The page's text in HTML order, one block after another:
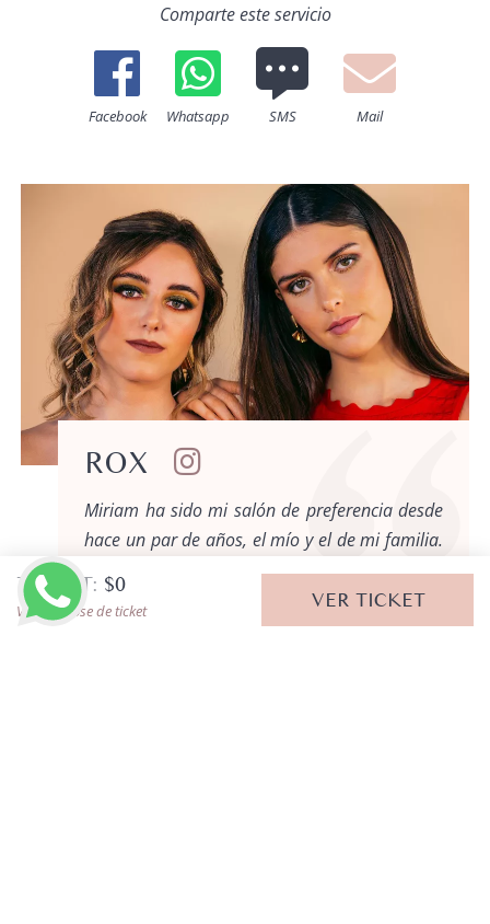
Comparte este servicio
Facebook Whatsapp SMS Mail
ROX
Miriam ha sido mi salón de preferencia desde
hace un par de años, el mío y el de mi familia.
Siempre un servicio excelente, me encanta ❤
TICKET: $0
Ver desglose de ticket VER TICKET